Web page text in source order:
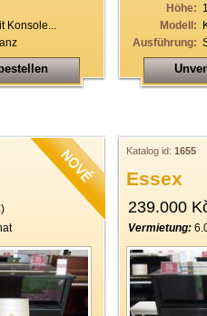
Konsole...
Höhe:
Modell:
Ausführung:
Katalog id: 1655
Essex
239.000
Vermietung: